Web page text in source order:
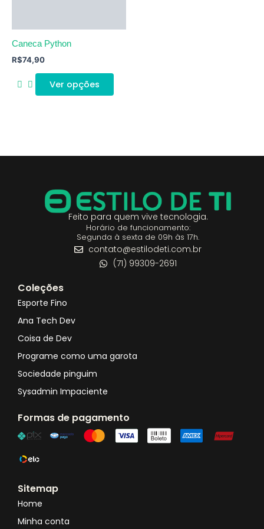
Caneca Python
R$74,90
Ver opções
Feito para quem vive tecnologia.
Horário de funcionamento:
Segunda à sexta de 09h às 17h.
contato@estilodeti.com.br
(71) 99309-2691
Coleções
Esporte Fino
Ana Tech Dev
Coisa de Dev
Programe como uma garota
Sociedade pinguim
Sysadmin Impaciente
Formas de pagamento
Sitemap
Home
Minha conta